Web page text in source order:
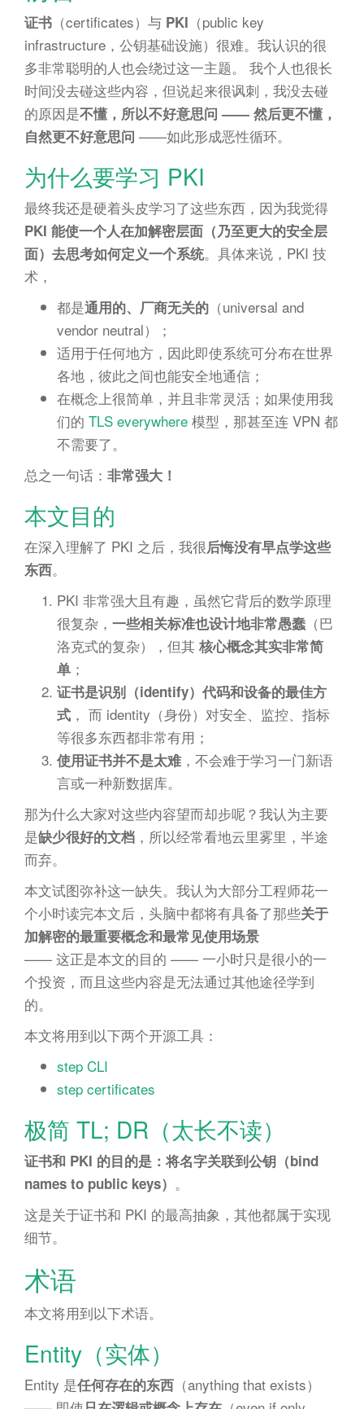
证书 （certificates）与 PKI （public key
infrastructure，公钥基础设施）很难。我认识的很
多非常聪明的人也会绕过这一主题。 我个人也很长
时间没去碰这些内容，但说起来很讽刺，我没去碰
的原因是不懂，所以不好意思问 —— 然后更不懂，
自然更不好意思问 ——如此形成恶性循环。
为什么要学习 PKI
最终我还是硬着头皮学习了这些东西，因为我觉得
PKI 能使一个人在加解密层面（乃至更大的安全层
面）去思考如何定义一个系统。具体来说，PKI 技
术，
都是通用的、厂商无关的 （universal and
vendor neutral）；
适用于任何地方，因此即使系统可分布在世界
各地，彼此之间也能安全地通信；
在概念上很简单，并且非常灵活；如果使用我
们的 TLS everywhere 模型，那甚至连 VPN 都
不需要了。
总之一句话： 非常强大！
本文目的
在深入理解了 PKI 之后，我很后悔没有早点学这些
东西。
PKI 非常强大且有趣，虽然它背后的数学原理
很复杂， 一些相关标准也设计地非常愚蠢 （巴
洛克式的复杂），但其 核心概念其实非常简
单 ；
证书是识别（identify）代码和设备的最佳方
式 ， 而 identity（身份）对安全、监控、指标
等很多东西都非常有用；
使用证书并不是太难 ，不会难于学习一门新语
言或一种新数据库。
那为什么大家对这些内容望而却步呢？我认为主要
是缺少很好的文档 ，所以经常看地云里雾里，半途
而弃。
本文试图弥补这一缺失。我认为大部分工程师花一
个小时读完本文后，头脑中都将有具备了那些关于
加解密的最重要概念和最常见使用场景
—— 这正是本文的目的 —— 一小时只是很小的一
个投资，而且这些内容是无法通过其他途径学到
的。
本文将用到以下两个开源工具：
step CLI
step certificates
极简 TL; DR（太长不读）
证书和 PKI 的目的是：将名字关联到公钥（bind
names to public keys） 。
这是关于证书和 PKI 的最高抽象，其他都属于实现
细节。
术语
本文将用到以下术语。
Entity（实体）
Entity 是任何存在的东西 （anything that exists）